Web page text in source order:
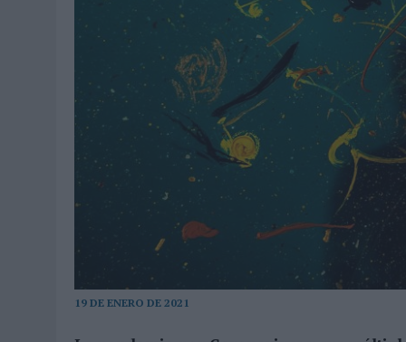
LA IA ESTÁ SUBIENDO EL LISTÓN DE LA CREATIVIDAD
05/08/2026
BEON WORLDWIDE LANZA RAÍZ URBANA PARA
05/08/2026
FABRA COMUNICACIÓN INCORPORA A CASONÁ Y
05/08/2026
LOPESAN HOTELS & RESORTS ACERCA EL PARAÍSO
LUIS ARQUILLOS (BURGO DE ARIAS): “LA
MONEDA”
‘EL PARAÍSO MÁS CERCA’, DE 22GRADOS PARA
‘LA ÚNICA CERVEZA DEL MUNDO QUE SE DISFRUTA DOS
| EL MÁLAGA CF CULMINA SU TRILOGÍA DE MARCA CON
19 DE ENERO DE 2021